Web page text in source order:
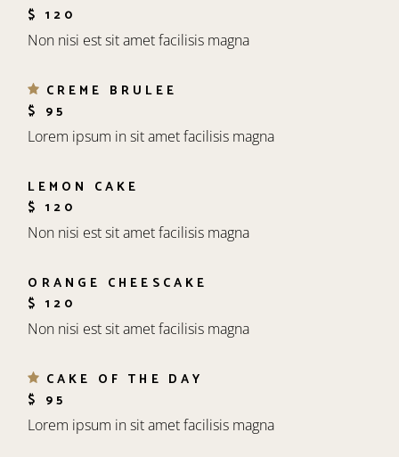
$ 120
Non nisi est sit amet facilisis magna
CREME BRULEE
$ 95
Lorem ipsum in sit amet facilisis magna
LEMON CAKE
$ 120
Non nisi est sit amet facilisis magna
ORANGE CHEESCAKE
$ 120
Non nisi est sit amet facilisis magna
CAKE OF THE DAY
$ 95
Lorem ipsum in sit amet facilisis magna